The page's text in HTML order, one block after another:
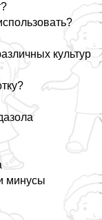
культур
минусы